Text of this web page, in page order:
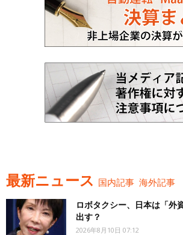
最新ニュース 国内記事 海外記事
ロボタクシー、日本は「外
出す？
2026年8月10日 07:12